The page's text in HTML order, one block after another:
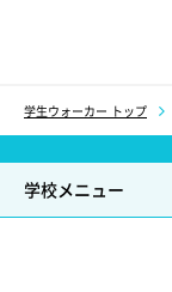
学生ウォーカー トップ
学校メニュー